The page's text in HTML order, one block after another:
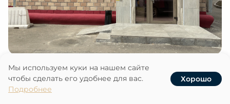
+7 (495) 055-03-03
Услуги Акции
Мы используем куки на нашем сайте
чтобы сделать его удобнее для вас.
Подробнее
Хорошо